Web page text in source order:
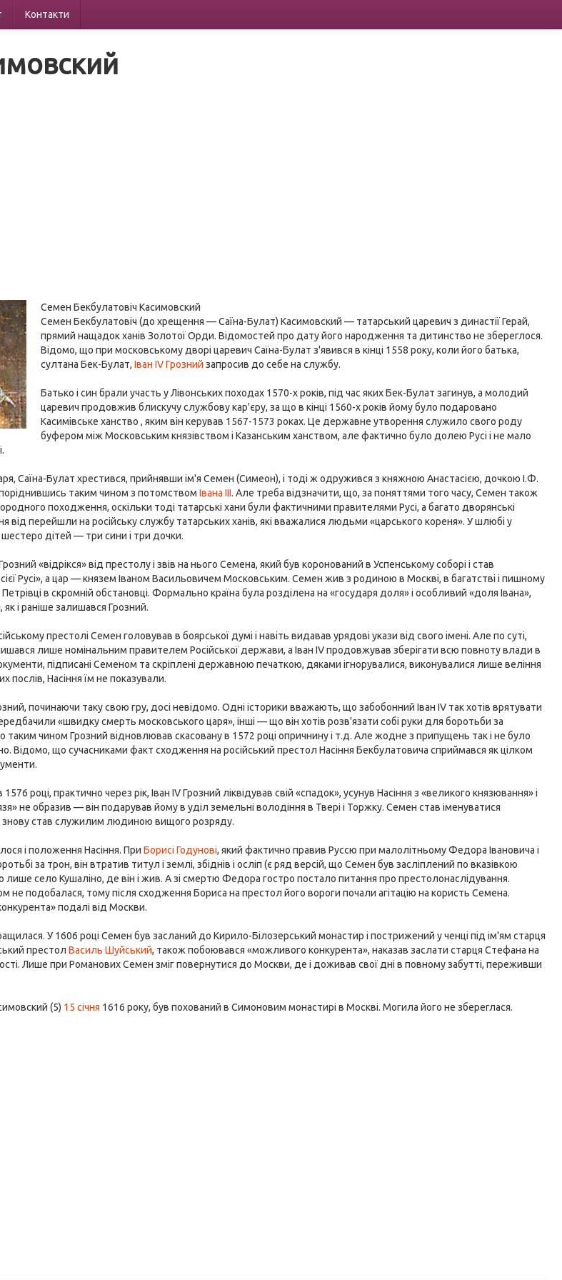
Контакти
Семен Бекбулатовіч Касимовский
Семен Бекбулатовіч (до хрещення — Саїна-Булат) Касимовский — татарський царевич з династії Герай,
прямий нащадок ханів Золотої Орди. Відомостей про дату його народження та дитинство не збереглося.
Відомо, що при московському дворі царевич Саїна-Булат з'явився в кінці 1558 року, коли його батька,
султана Бек-Булат,Іван IV Грозний запросив до себе на службу.
Батько і син брали участь у Лівонських походах 1570-х років, під час яких Бек-Булат загинув, а молодий
царевич продовжив блискучу службову кар'єру, за що в кінці 1560-х років йому було подаровано
Касимівське ханство , яким він керував 1567-1573 роках. Це державне утворення служило свого роду
буфером між Московським князівством і Казанським ханством, але фактично було долею Русі і не мало
Саїна-Булат хрестився, прийнявши ім'я Семен (Симеон), і тоді ж одружився з княжною Анастасією, дочкою І.Ф.
таким чином з потомствомІвана III. Але треба відзначити, що, за поняттями того часу, Семен також
походження, оскільки тоді татарські хани були фактичними правителями Русі, а багато дворянські
від перейшли на російську службу татарських ханів, які вважалися людьми «царського кореня». У шлюбі у
шестеро дітей — три сини і три дочки.
«відрікся» від престолу і звів на нього Семена, який був коронований в Успенському соборі і став
Русі», а цар — князем Іваном Васильовичем Московським. Семен жив з родиною в Москві, в багатстві і пишному
в скромній обстановці. Формально країна була розділена на «государя доля» і особливий «доля Івана»,
і раніше залишався Грозний.
престолі Семен головував в боярської думі і навіть видавав урядові укази від свого імені. Але по суті,
лише номінальним правителем Російської держави, а Іван IV продовжував зберігати всю повноту влади в
підписані Семеном та скріплені державною печаткою, дяками ігнорувалися, виконувалися лише веління
послів, Насіння їм не показували.
починаючи таку свою гру, досі невідомо. Одні історики вважають, що забобонний Іван IV так хотів врятувати
«швидку смерть московського царя», інші — що він хотів розв'язати собі руки для боротьби за
чином Грозний відновлював скасовану в 1572 році опричнину і т.д. Але жодне з припущень так і не було
Відомо, що сучасниками факт сходження на російський престол Насіння Бекбулатовича сприймався як цілком
році, практично через рік, Іван IV Грозний ліквідував свій «спадок», усунув Насіння з «великого князювання» і
не образив — він подарував йому в уділ земельні володіння в Твері і Торжку. Семен став іменуватися
знову став служилим людиною вищого розряду.
і положення Насіння. ПриБорисі Годунові, який фактично правив Руссю при малолітньому Федора Івановича і
за трон, він втратив титул і землі, збіднів і осліп (є ряд версій, що Семен був засліплений по вказівкою
село Кушаліно, де він і жив. А зі смертю Федора гостро постало питання про престолонаслідування.
не подобалася, тому після сходження Бориса на престол його вороги почали агітацію на користь Семена.
подалі від Москви.
У 1606 році Семен був засланий до Кирило-Білозерський монастир і пострижений у ченці під ім'ям старця
престолВасиль Шуйський, також побоювався «можливого конкурента», наказав заслати старця Стефана на
Лише при Романових Семен зміг повернутися до Москви, де і доживав свої дні в повному забутті, переживши
(5) 15 січня 1616 року, був похований в Симоновим монастирі в Москві. Могила його не збереглася.